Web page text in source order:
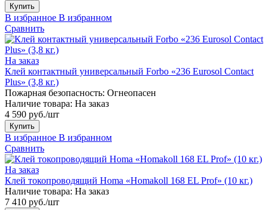
Купить
В избранное В избранном
Сравнить
На заказ
Клей контактный универсальный Forbo «236 Eurosol Contact
Plus» (3,8 кг.)
Пожарная безопасность: Огнеопасен
Наличие товара: На заказ
4 590 руб./шт
Купить
В избранное В избранном
Сравнить
На заказ
Клей токопроводящий Homa «Homakoll 168 EL Prof» (10 кг.)
Наличие товара: На заказ
7 410 руб./шт